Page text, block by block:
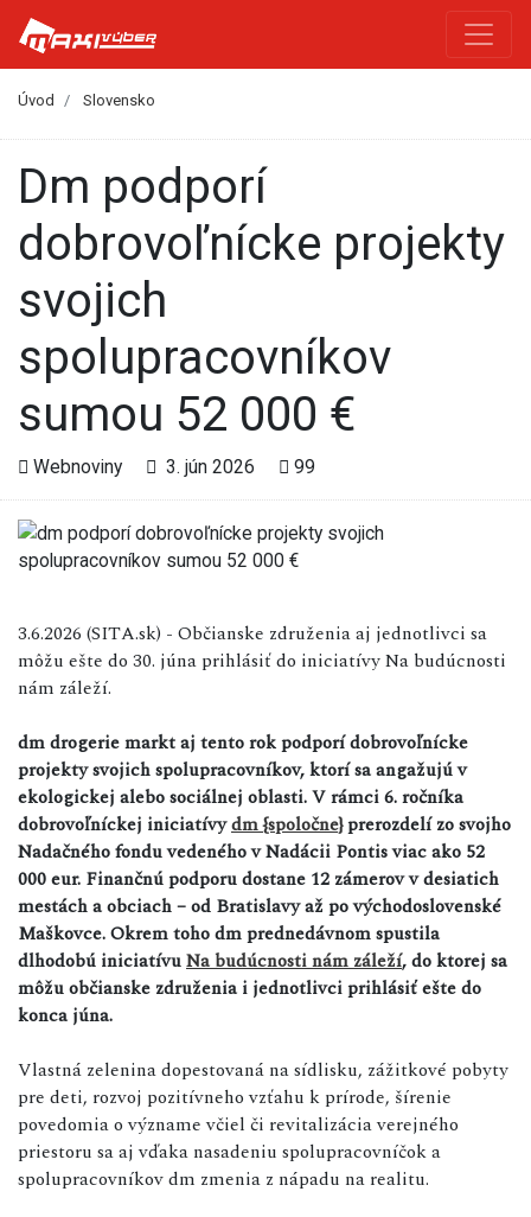
Úvod Slovensko
dm podporí
dobrovoľnícke projekty
svojich
spolupracovníkov
sumou 52 000 €
Webnoviny 3. jún 2026 99
3.6.2026 (SITA.sk) - Občianske združenia aj jednotlivci sa
môžu ešte do 30. júna prihlásiť do iniciatívy Na budúcnosti
nám záleží.
dm drogerie markt aj tento rok podporí dobrovoľnícke
projekty svojich spolupracovníkov, ktorí sa angažujú v
ekologickej alebo sociálnej oblasti. V rámci 6. ročníka
dobrovoľníckej iniciatívydm {spoločne}prerozdelí zo svojho
Nadačného fondu vedeného v Nadácii Pontis viac ako 52
000 eur. Finančnú podporu dostane 12 zámerov v desiatich
mestách a obciach – od Bratislavy až po východoslovenské
Maškovce. Okrem toho dm prednedávnom spustila
dlhodobú iniciatívuNa budúcnosti nám záleží, do ktorej sa
môžu občianske združenia i jednotlivci prihlásiť ešte do
konca júna.
Vlastná zelenina dopestovaná na sídlisku, zážitkové pobyty
pre deti, rozvoj pozitívneho vzťahu k prírode, šírenie
povedomia o význame včiel či revitalizácia verejného
priestoru sa aj vďaka nasadeniu spolupracovníčok a
spolupracovníkov dm zmenia z nápadu na realitu.